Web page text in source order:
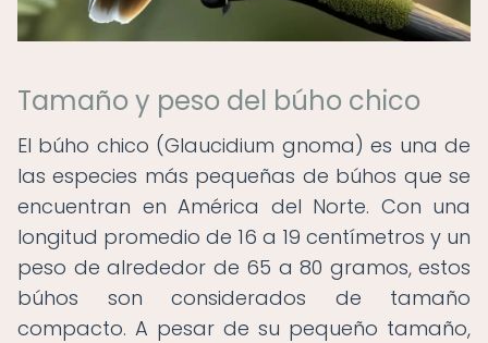
Tamaño y peso del búho chico
El búho chico (Glaucidium gnoma) es una de
las especies más pequeñas de búhos que se
encuentran en América del Norte. Con una
longitud promedio de 16 a 19 centímetros y un
peso de alrededor de 65 a 80 gramos, estos
búhos son considerados de tamaño
compacto. A pesar de su pequeño tamaño,